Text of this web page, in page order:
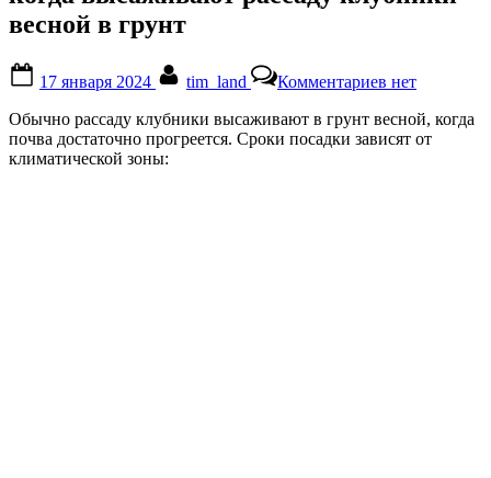
весной в грунт
on
17 января 2024 tim_land Комментариевзаписи
когда
высаживают
рассаду
нет
Обычно рассаду клубники высаживают в грунт весной, когда
почва достаточно прогреется. Сроки посадки зависят от
климатической зоны: